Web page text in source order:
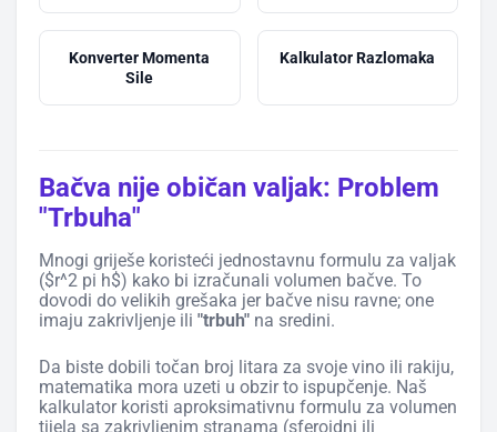
Konverter Momenta
Sile
Kalkulator Razlomaka
Bačva nije običan valjak: Problem
"Trbuha"
Mnogi griješe koristeći jednostavnu formulu za valjak
($r^2 pi h$) kako bi izračunali volumen bačve. To
dovodi do velikih grešaka jer bačve nisu ravne; one
imaju zakrivljenje ili "trbuh" na sredini.
Da biste dobili točan broj litara za svoje vino ili rakiju,
matematika mora uzeti u obzir to ispupčenje. Naš
kalkulator koristi aproksimativnu formulu za volumen
tijela sa zakrivljenim stranama (sferoidni ili